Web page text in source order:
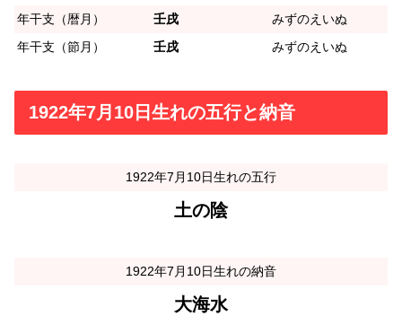
年干支（暦月）
壬戌
みずのえいぬ
年干支（節月）
壬戌 みずのえいぬ
1922年7月10日生れの五行と納音
1922年7月10日生れの五行
土の陰
1922年7月10日生れの納音
大海水